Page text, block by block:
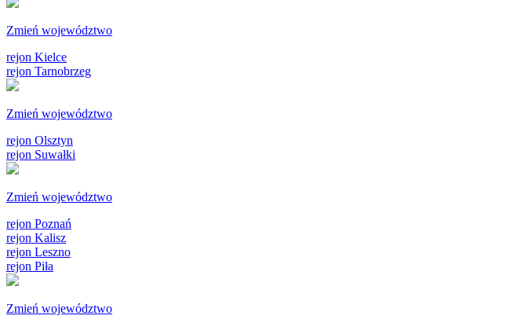
Zmień województwo
rejon Kielce
rejon Tarnobrzeg
Zmień województwo
rejon Olsztyn
rejon Suwałki
Zmień województwo
rejon Poznań
rejon Kalisz
rejon Leszno
rejon Piła
Zmień województwo